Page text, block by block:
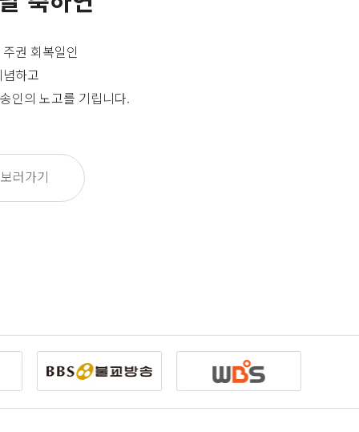
권 회복일인
하고
인의 노고를 기립니다.
러가기